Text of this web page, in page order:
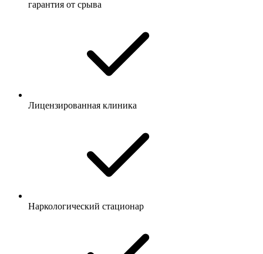
гарантия от срыва
Лицензированная клиника
Наркологический стационар